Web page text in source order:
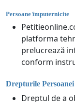
Persoane împuternicite
platforma
prelucrează
conform
Drepturile
Dreptul de a